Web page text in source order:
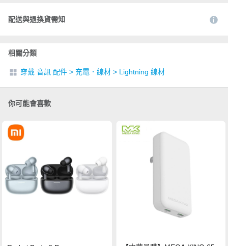
配送與退換貨需知
相關分類
穿戴 音訊 配件 > 充電．線材 > Lightning 線材
你可能會喜歡